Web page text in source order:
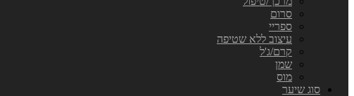
סרום
ספריי
עיצוב ללא שטיפה
קרם/ג'ל
שמן
מוס
סוג שיער